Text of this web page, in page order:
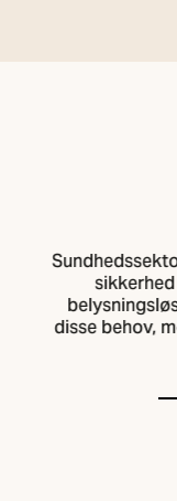
disse behov,